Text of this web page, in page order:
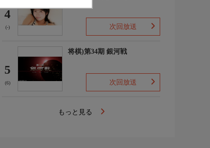
4
(-) 次回放送
5
(6)
将棋)第34期 銀河戦
次回放送
もっと見る